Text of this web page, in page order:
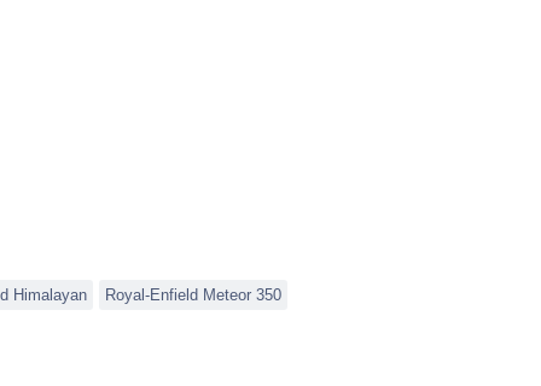
Himalayan Royal-Enfield Meteor 350